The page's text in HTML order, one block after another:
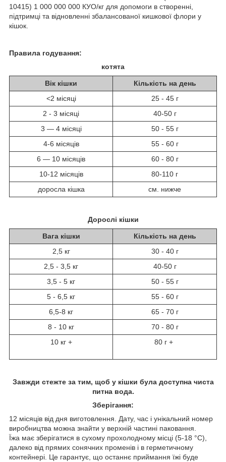
10415) 1 000 000 000 КУО/кг для допомоги в створенні,
підтримці та відновленні збалансованої кишкової флори у
кішок.
Правила годування:
котята
Вік кішки
Кількість на день
<2 місяці
25 - 45 г
2 - 3 місяці
40-50 г
3 — 4 місяці
50 - 55 г
4-6 місяців
55 - 60 г
6 — 10 місяців
60 - 80 г
10-12 місяців
80-110 г
доросла кішка
см. нижче
Дорослі кішки
Вага кішки
Кількість на день
2,5 кг
30 - 40 г
2,5 - 3,5 кг
40-50 г
3,5 - 5 кг
50 - 55 г
5 - 6,5 кг
55 - 60 г
6,5-8 кг
65 - 70 г
8 - 10 кг
70 - 80 г
10 кг +
80 г +
Завжди стежте за тим, щоб у кішки була доступна чиста
питна вода.
Зберігання:
12 місяців від дня виготовлення. Дату, час і унікальний номер
виробництва можна знайти у верхній частині паковання.
Їжа має зберігатися в сухому прохолодному місці (5-18 °C),
далеко від прямих сонячних променів і в герметичному
контейнері. Це гарантує, що останнє приймання їжі буде